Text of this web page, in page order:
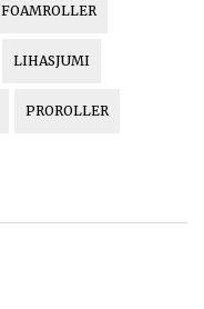
FOAMROLLER
LIHASJUMI
PROROLLER